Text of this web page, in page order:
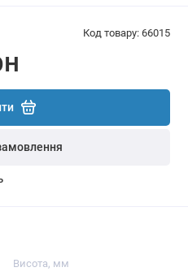
Код товару: 66015
Висота, мм